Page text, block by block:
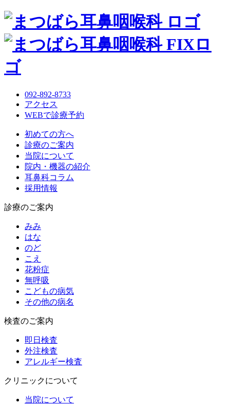
092-892-8733
アクセス
WEBで診療予約
初めての方へ
診療のご案内
当院について
院内・機器の紹介
耳鼻科コラム
採用情報
診療のご案内
みみ
はな
のど
こえ
花粉症
無呼吸
こどもの病気
その他の病名
検査のご案内
即日検査
外注検査
アレルギー検査
クリニックについて
当院について